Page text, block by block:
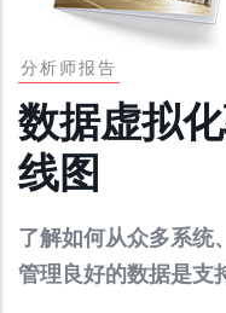
分析师报告
数据虚拟
线图
了解如何从众多系统
管理良好的数据是支